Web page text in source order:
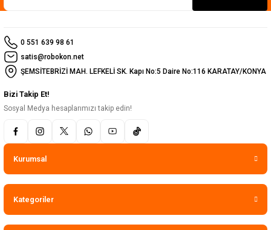
0 551 639 98 61
satis@robokon.net
ŞEMSİTEBRİZİ MAH. LEFKELİ SK. Kapı No:5 Daire No:116 KARATAY/KONYA
Bizi Takip Et!
Sosyal Medya hesaplarımızı takip edin!
Kurumsal
Kategoriler